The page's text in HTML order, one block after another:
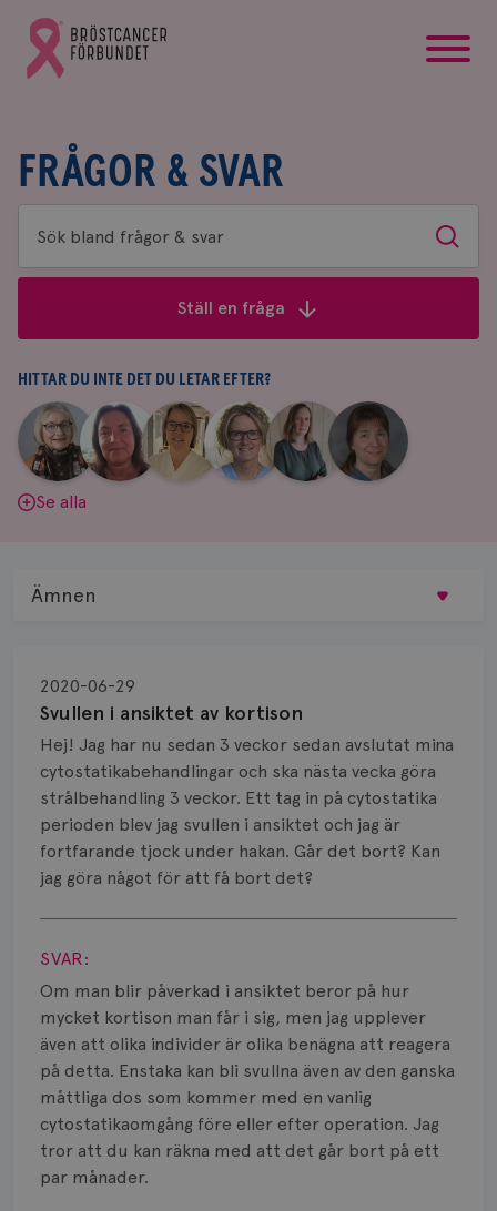
Gå
till
Bröstcancerförbundets
FRÅGOR & SVAR
Sök
bland
&
svar
Sök
Ställ en fråga
HITTAR DU INTE DET DU LETAR EFTER?
Aina
Johnsson
|
Anne
Andersson
Fredrika
Killander
|
Jeanette
Bäcklund
|
Maria
Edegran
|
Yvette
Andersson
Se alla
Svullen i ansiktet av kortison
2020-06-29
Hej! Jag har nu sedan 3 veckor sedan avslutat mina
cytostatikabehandlingar och ska nästa vecka göra
strålbehandling 3 veckor. Ett tag in på cytostatika
perioden blev jag svullen i ansiktet och jag är
fortfarande tjock under hakan. Går det bort? Kan
jag göra något för att få bort det?
Visa svar
SVAR:
Om man blir påverkad i ansiktet beror på hur
mycket kortison man får i sig, men jag upplever
även att olika individer är olika benägna att reagera
på detta. Enstaka kan bli svullna även av den ganska
måttliga dos som kommer med en vanlig
cytostatikaomgång före eller efter operation. Jag
tror att du kan räkna med att det går bort på ett
par månader.
Ämnen
Biopsi
Biverkningar
Bröstvårta
Knöl
Smärta
Prognos
Risker
Spridd bröstcancer
Strålning